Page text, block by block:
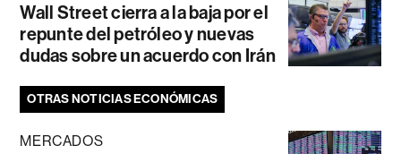
Wall Street cierra a la baja por el
repunte del petróleo y nuevas
dudas sobre un acuerdo con Irán
OTRAS NOTICIAS ECONÓMICAS
MERCADOS